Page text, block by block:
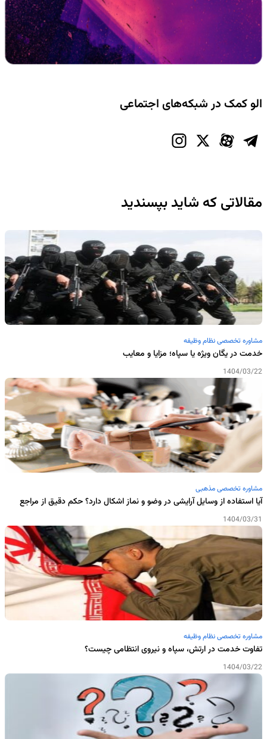
الو کمک در شبکه‌های اجتماعی
مقالاتی که شاید بپسندید
مشاوره تخصصی نظام وظیفه
خدمت در یگان ویژه یا سپاه؛ مزایا و معایب
1404/03/22
مشاوره تخصصی مذهبی
آیا استفاده از وسایل آرایشی در وضو و نماز اشکال دارد؟ حکم دقیق از مراجع
1404/03/31
مشاوره تخصصی نظام وظیفه
تفاوت خدمت در ارتش، سپاه و نیروی انتظامی چیست؟
1404/03/22